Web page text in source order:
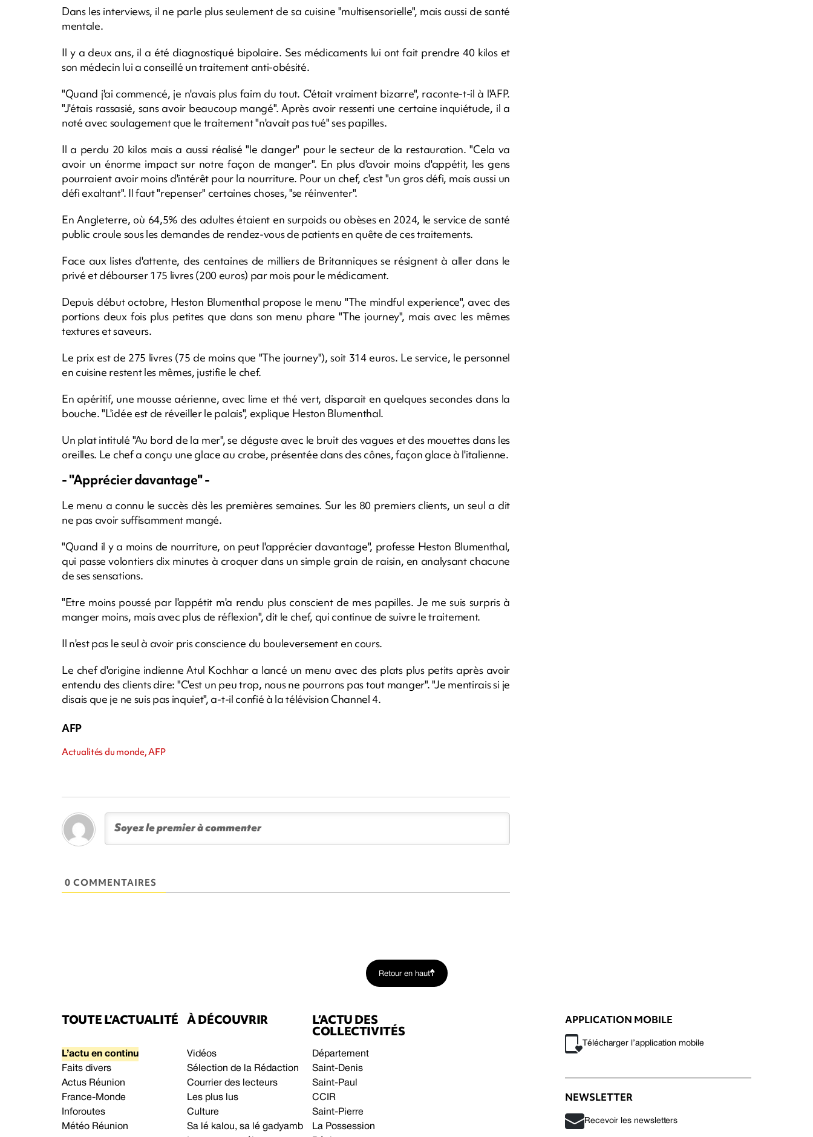
Dans les interviews, il ne parle plus seulement de sa cuisine "multisensorielle", mais aussi de santé
mentale.
Il y a deux ans, il a été diagnostiqué bipolaire. Ses médicaments lui ont fait prendre 40 kilos et
son médecin lui a conseillé un traitement anti-obésité.
"Quand j'ai commencé, je n'avais plus faim du tout. C'était vraiment bizarre", raconte-t-il à l'AFP.
"J'étais rassasié, sans avoir beaucoup mangé". Après avoir ressenti une certaine inquiétude, il a
noté avec soulagement que le traitement "n'avait pas tué" ses papilles.
Il a perdu 20 kilos mais a aussi réalisé "le danger" pour le secteur de la restauration. "Cela va
avoir un énorme impact sur notre façon de manger". En plus d'avoir moins d'appétit, les gens
pourraient avoir moins d'intérêt pour la nourriture. Pour un chef, c'est "un gros défi, mais aussi un
défi exaltant". Il faut "repenser" certaines choses, "se réinventer".
En Angleterre, où 64,5% des adultes étaient en surpoids ou obèses en 2024, le service de santé
public croule sous les demandes de rendez-vous de patients en quête de ces traitements.
Face aux listes d'attente, des centaines de milliers de Britanniques se résignent à aller dans le
privé et débourser 175 livres (200 euros) par mois pour le médicament.
Depuis début octobre, Heston Blumenthal propose le menu "The mindful experience", avec des
portions deux fois plus petites que dans son menu phare "The journey", mais avec les mêmes
textures et saveurs.
Le prix est de 275 livres (75 de moins que "The journey"), soit 314 euros. Le service, le personnel
en cuisine restent les mêmes, justifie le chef.
En apéritif, une mousse aérienne, avec lime et thé vert, disparait en quelques secondes dans la
bouche. "L'idée est de réveiller le palais", explique Heston Blumenthal.
Un plat intitulé "Au bord de la mer", se déguste avec le bruit des vagues et des mouettes dans les
oreilles. Le chef a conçu une glace au crabe, présentée dans des cônes, façon glace à l'italienne.
- "Apprécier davantage" -
Le menu a connu le succès dès les premières semaines. Sur les 80 premiers clients, un seul a dit
ne pas avoir suffisamment mangé.
"Quand il y a moins de nourriture, on peut l'apprécier davantage", professe Heston Blumenthal,
qui passe volontiers dix minutes à croquer dans un simple grain de raisin, en analysant chacune
de ses sensations.
"Etre moins poussé par l'appétit m'a rendu plus conscient de mes papilles. Je me suis surpris à
manger moins, mais avec plus de réflexion", dit le chef, qui continue de suivre le traitement.
Il n'est pas le seul à avoir pris conscience du bouleversement en cours.
Le chef d'origine indienne Atul Kochhar a lancé un menu avec des plats plus petits après avoir
entendu des clients dire: "C'est un peu trop, nous ne pourrons pas tout manger". "Je mentirais si je
disais que je ne suis pas inquiet", a-t-il confié à la télévision Channel 4.
AFP
Actualités du monde, AFP
0 COMMENTAIRES
Retour en haut
TOUTE L’ACTUALITÉ
L’actu en continu
Faits divers
Actus Réunion
France-Monde
Inforoutes
Météo Réunion
À DÉCOUVRIR
Vidéos
Sélection de la Rédaction
Courrier des lecteurs
Les plus lus
Culture
Sa lé kalou, sa lé gadyamb
L’ACTU DES
COLLECTIVITÉS
Département
Saint-Denis
Saint-Paul
CCIR
Saint-Pierre
La Possession
APPLICATION MOBILE
Télécharger l’application mobile
NEWSLETTER
Recevoir les newsletters